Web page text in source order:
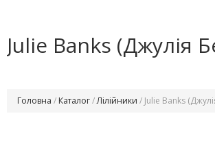
Julie Banks (Джулія
Головна / Каталог/Лілійники / Julie Banks